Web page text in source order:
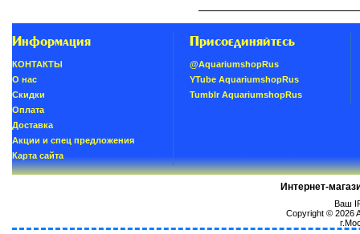
Информация
КОНТАКТЫ
О нас
Скидки
Oплатa
Доставка
Акции и спец предложения
Карта сайта
Присоединяйтесь
@AquariumshopRus
YTube AquariumshopRus
Tumblr AquariumshopRus
Интернет-
Ваш
Copyright © 2026